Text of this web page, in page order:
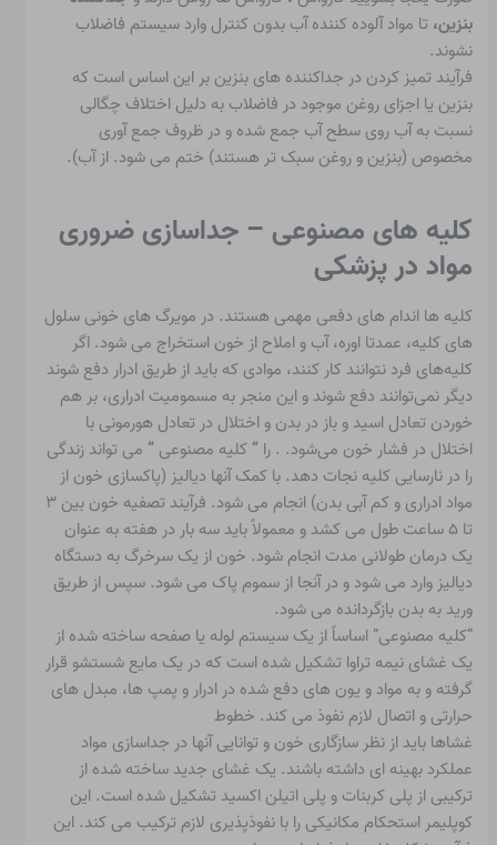
بنزین، تا مواد آلوده کننده آب بدون کنترل وارد سیستم فاضلاب
نشوند.
فرآیند تمیز کردن در جداکننده های بنزین بر این اساس است که
بنزین یا اجزای روغن موجود در فاضلاب به دلیل اختلاف چگالی
نسبت به آب روی سطح آب جمع شده و در ظروف جمع آوری
مخصوص (بنزین و روغن سبک تر هستند) ختم می شود. از آب).
کلیه های مصنوعی – جداسازی ضروری
مواد در پزشکی
کلیه ها اندام های دفعی مهمی هستند. در مویرگ های خونی سلول
های کلیه، عمدتا اوره، آب و املاح از خون استخراج می شود. اگر
کلیه‌های فرد نتوانند کار کنند، موادی که باید از طریق ادرار دفع شوند
دیگر نمی‌توانند دفع شوند و این منجر به مسمومیت ادراری، بر هم
خوردن تعادل اسید و باز در بدن و اختلال در تعادل هورمونی با
اختلال در فشار خون می‌شود. . را“ کلیه مصنوعی “ می تواند زندگی
را در نارسایی کلیه نجات دهد. با کمک آنها دیالیز (پاکسازی خون از
مواد ادراری و کم آبی بدن) انجام می شود. فرآیند تصفیه خون بین ۳
تا ۵ ساعت طول می کشد و معمولاً باید سه بار در هفته به عنوان
یک درمان طولانی مدت انجام شود. خون از یک سرخرگ به دستگاه
دیالیز وارد می شود و در آنجا از سموم پاک می شود. سپس از طریق
ورید به بدن بازگردانده می شود.
“کلیه مصنوعی” اساساً از یک سیستم لوله یا صفحه ساخته شده از
یک غشای نیمه تراوا تشکیل شده است که در یک مایع شستشو قرار
گرفته و به مواد و یون های دفع شده در ادرار و پمپ ها، مبدل های
حرارتی و اتصال لازم نفوذ می کند. خطوط
غشاها باید از نظر سازگاری خون و توانایی آنها در جداسازی مواد
عملکرد بهینه ای داشته باشند. یک غشای جدید ساخته شده از
ترکیبی از پلی کربنات و پلی اتیلن اکسید تشکیل شده است. این
کوپلیمر استحکام مکانیکی را با نفوذپذیری لازم ترکیب می کند. این